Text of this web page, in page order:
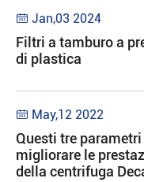
 Jan,03 2024
Filtri a tamburo a
di plastica
 May,12 2022
Questi tre
migliorare le
della centrifuga